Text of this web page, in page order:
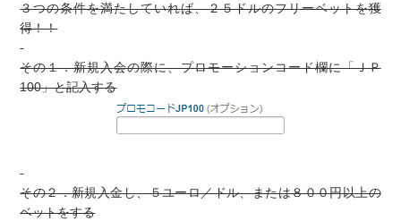
３つの条件を満たしていれば、２５ドルのフリーベットを獲
得！！
その１．新規入会の際に、プロモーションコード欄に「ＪＰ
100」と記入する
その２．新規入金し、５ユーロ／ドル、または８００円以上の
ベットをする